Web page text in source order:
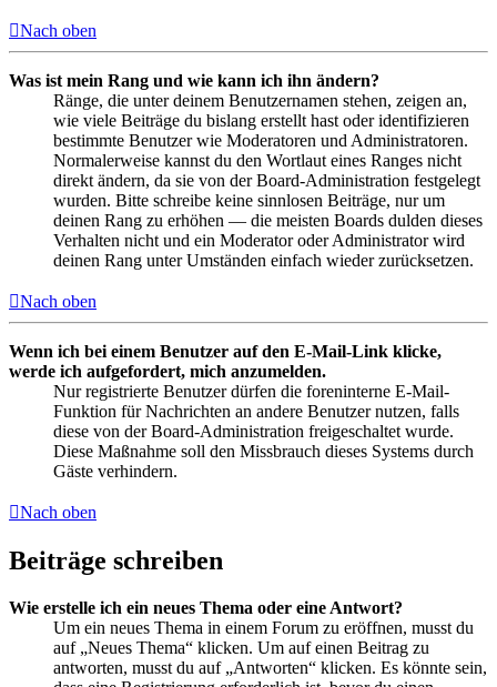
Nach oben
Was ist mein Rang und wie kann ich ihn ändern?
Ränge, die unter deinem Benutzernamen stehen, zeigen an,
wie viele Beiträge du bislang erstellt hast oder identifizieren
bestimmte Benutzer wie Moderatoren und Administratoren.
Normalerweise kannst du den Wortlaut eines Ranges nicht
direkt ändern, da sie von der Board-Administration festgelegt
wurden. Bitte schreibe keine sinnlosen Beiträge, nur um
deinen Rang zu erhöhen — die meisten Boards dulden dieses
Verhalten nicht und ein Moderator oder Administrator wird
deinen Rang unter Umständen einfach wieder zurücksetzen.
Nach oben
Wenn ich bei einem Benutzer auf den E-Mail-Link klicke,
werde ich aufgefordert, mich anzumelden.
Nur registrierte Benutzer dürfen die foreninterne E-Mail-
Funktion für Nachrichten an andere Benutzer nutzen, falls
diese von der Board-Administration freigeschaltet wurde.
Diese Maßnahme soll den Missbrauch dieses Systems durch
Gäste verhindern.
Nach oben
Beiträge schreiben
Wie erstelle ich ein neues Thema oder eine Antwort?
Um ein neues Thema in einem Forum zu eröffnen, musst du
auf „Neues Thema“ klicken. Um auf einen Beitrag zu
antworten, musst du auf „Antworten“ klicken. Es könnte sein,